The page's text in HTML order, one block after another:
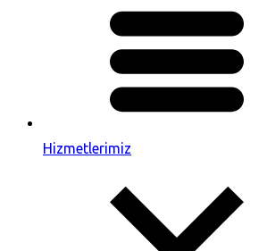
Hizmetlerimiz